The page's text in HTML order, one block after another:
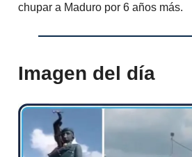
chupar a Maduro por 6 años más.
Imagen del día